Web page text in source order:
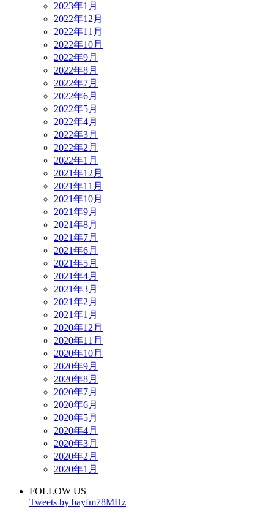
2023年1月
2022年12月
2022年11月
2022年10月
2022年9月
2022年8月
2022年7月
2022年6月
2022年5月
2022年4月
2022年3月
2022年2月
2022年1月
2021年12月
2021年11月
2021年10月
2021年9月
2021年8月
2021年7月
2021年6月
2021年5月
2021年4月
2021年3月
2021年2月
2021年1月
2020年12月
2020年11月
2020年10月
2020年9月
2020年8月
2020年7月
2020年6月
2020年5月
2020年4月
2020年3月
2020年2月
2020年1月
FOLLOW US
Tweets by bayfm78MHz